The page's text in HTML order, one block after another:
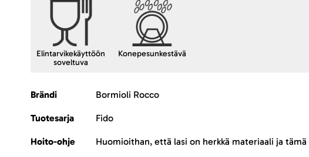
Elintarvikekäyttöön
soveltuva
Konepesunkestävä
Lisätietoja
Brändi Bormioli Rocco
Tuotesarja Fido
Hoito-ohje Huomioithan, että lasi on herkkä materiaali ja